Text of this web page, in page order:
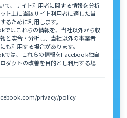
て、サイト利用者に関する情報を分析
ト上に当該サイト利用者に適した当
るために利用します。
ではこれらの情報を、当社以外から収
と突合・分析し、当社以外の事業者
も利用する場合があります。
では、これらの情報をFacebook独自
ダクトの改善を目的とし利用する場
privacy/policy